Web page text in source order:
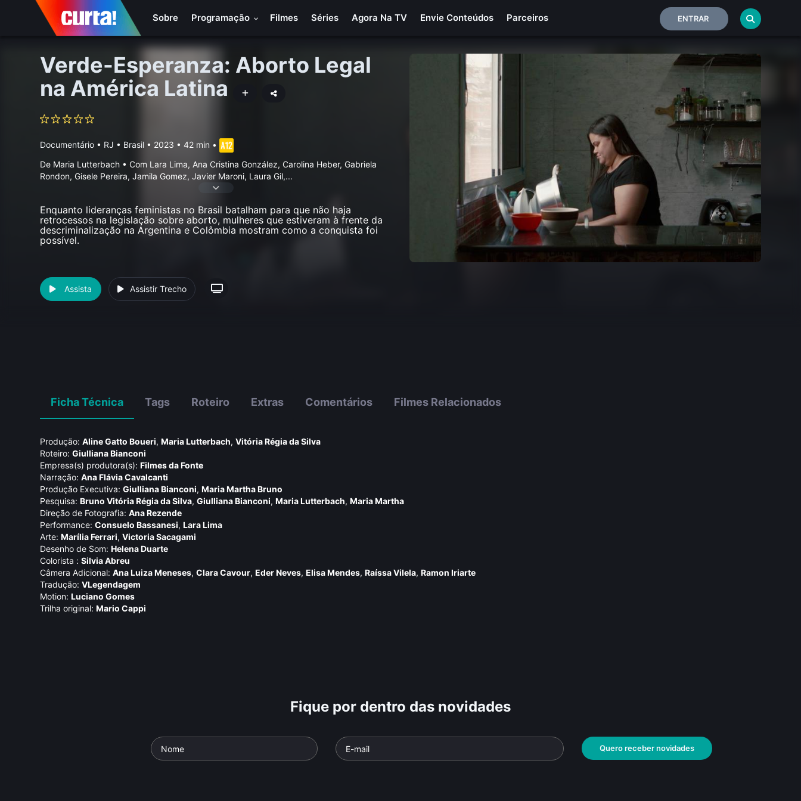
Sobre Programação Filmes Séries Agora Na TV Envie Conteúdos Parceiros ENTRAR
Verde-Esperanza: Aborto Legal
na América Latina
Documentário • RJ • Brasil • 2023 • 42 min •
De Maria Lutterbach • Com Lara Lima, Ana Cristina González, Carolina Heber, Gabriela
Rondon, Gisele Pereira, Jamila Gomez, Javier Maroni, Laura Gil,...
Enquanto lideranças feministas no Brasil batalham para que não haja
retrocessos na legislação sobre aborto, mulheres que estiveram à frente da
descriminalização na Argentina e Colômbia mostram como a conquista foi
possível.
Assista Assistir Trecho
Ficha Técnica Tags Roteiro Extras Comentários Filmes Relacionados
Produção: Aline Gatto Boueri,Maria Lutterbach,Vitória Régia da Silva
Roteiro: Giulliana Bianconi
Empresa(s) produtora(s): Filmes da Fonte
Narração: Ana Flávia Cavalcanti
Produção Executiva: Giulliana Bianconi,Maria Martha Bruno
Pesquisa: Bruno Vitória Régia da Silva,Giulliana Bianconi,Maria Lutterbach,Maria Martha
Direção de Fotografia: Ana Rezende
Performance: Consuelo Bassanesi,Lara Lima
Arte: Marí­lia Ferrari,Victoria Sacagami
Desenho de Som: Helena Duarte
Colorista : Silvia Abreu
Câmera Adicional: Ana Luiza Meneses,Clara Cavour,Eder Neves,Elisa Mendes,Raí­ssa Vilela,Ramon Iriarte
Tradução: VLegendagem
Motion: Luciano Gomes
Trilha original: Mario Cappi
Fique por dentro das novidades
Quero receber novidades